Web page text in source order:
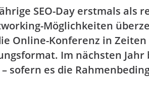
SEO-Day erstmals als
Möglichkeiten
Online-Konferenz in Zeiten
Im nächsten
sofern es die